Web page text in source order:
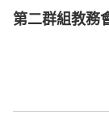
第二群組教務